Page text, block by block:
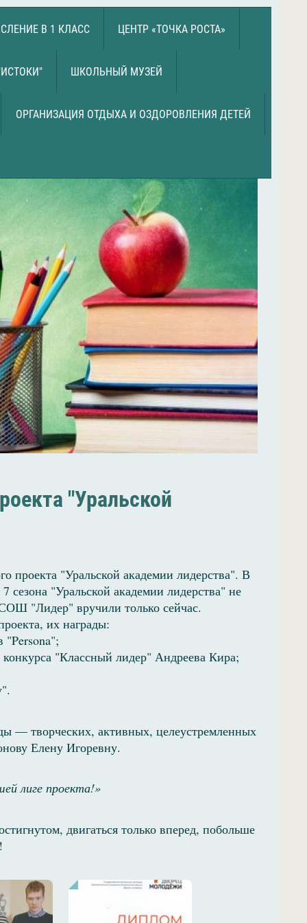
В 1 КЛАСС ЦЕНТР «ТОЧКА РОСТА»
ШКОЛЬНЫЙ МУЗЕЙ
ОРГАНИЗАЦИЯ ОТДЫХА И ОЗДОРОВЛЕНИЯ ДЕТЕЙ
"Уральской
проекта "Уральской академии лидерства". В
сезона "Уральской академии лидерства" не
"Лидер" вручили только сейчас.
их награды:
"Persona";
"Классный лидер" Андреева Кира;
— творческих, активных, целеустремленных
Елену Игоревну.
лиге проекта!»
двигаться только вперед, побольше